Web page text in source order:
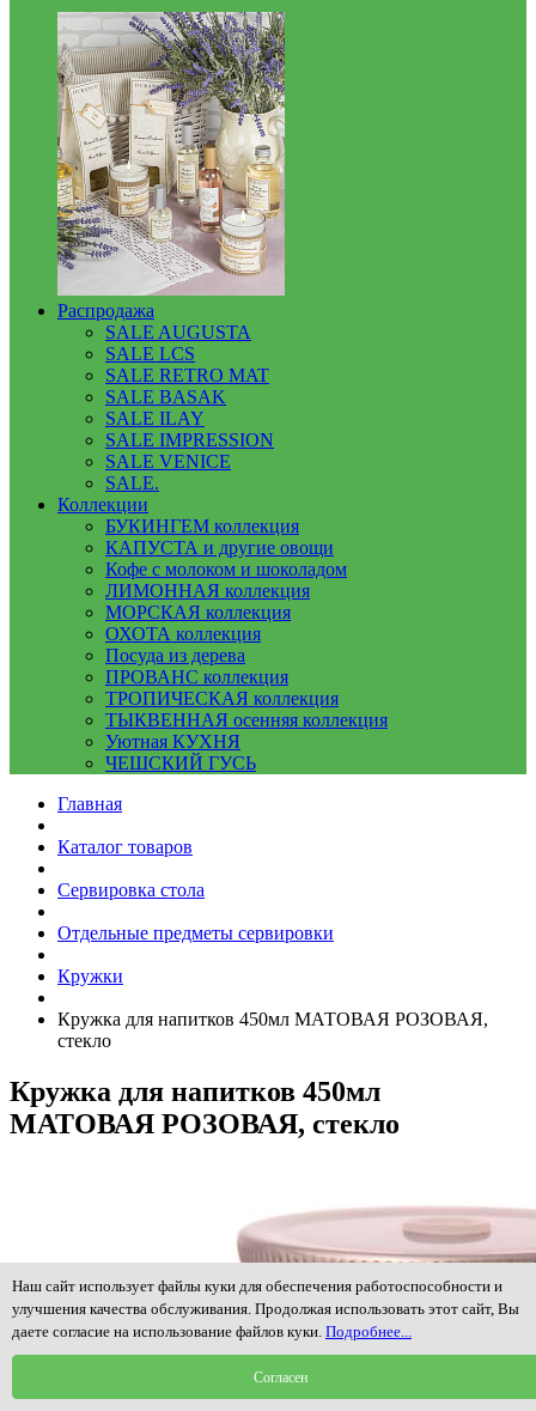
Распродажа
SALE AUGUSTA
SALE LCS
SALE RETRO MAT
SALE BASAK
SALE ILAY
SALE IMPRESSION
SALE VENICE
SALE.
Коллекции
БУКИНГЕМ коллекция
КАПУСТА и другие овощи
Кофе с молоком и шоколадом
ЛИМОННАЯ коллекция
МОРСКАЯ коллекция
ОХОТА коллекция
Посуда из дерева
ПРОВАНС коллекция
ТРОПИЧЕСКАЯ коллекция
ТЫКВЕННАЯ осенняя коллекция
Уютная КУХНЯ
ЧЕШСКИЙ ГУСЬ
Главная
Каталог товаров
Сервировка стола
Отдельные предметы сервировки
Кружки
Кружка для напитков 450мл МАТОВАЯ РОЗОВАЯ,
стекло
Кружка для напитков 450мл
МАТОВАЯ РОЗОВАЯ, стекло
Наш сайт использует файлы куки для обеспечения работоспособности и
улучшения качества обслуживания. Продолжая использовать этот сайт, Вы
даете согласие на использование файлов куки. Подробнее...
Согласен